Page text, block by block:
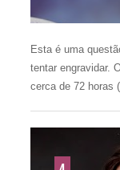
Esta é uma
tentar engravidar.
cerca de 72 horas